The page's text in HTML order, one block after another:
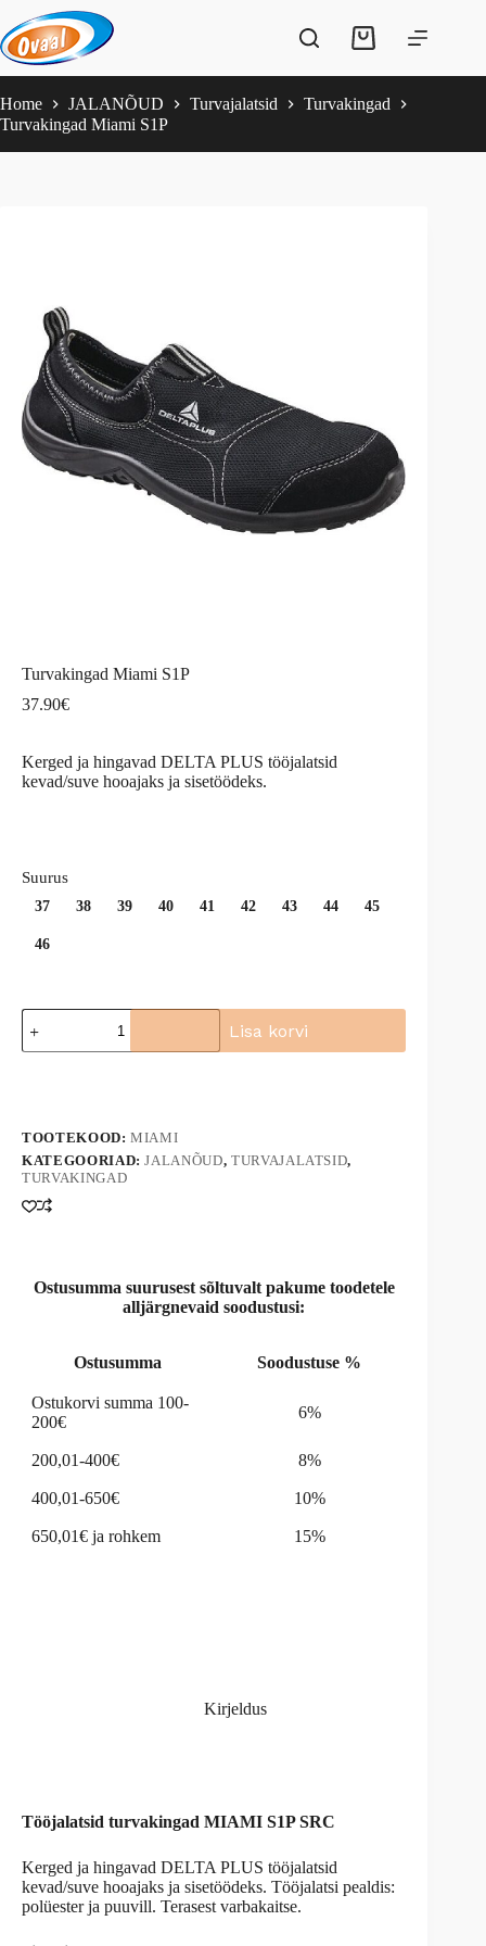
to
content
Shopping
Home JALANÕUD Turvajalatsid
Turvakingad
Turvakingad Miami S1P
Turvakingad Miami S1P
37.90€
Kerged ja hingavad DELTA PLUS tööjalatsid
kevad/suve hooajaks ja sisetöödeks.
Suurus
37 38 39 40 41 42 43 44 45
46
Turvakingad
Miami
S1P
Lisa korvi
r
n
a
t
TOOTEKOOD:MIAMI
KATEGOORIAD:JALANÕUD, TURVAJALATSID,
TURVAKINGAD
Ostusumma suurusest sõltuvalt pakume toodetele
alljärgnevaid soodustusi:
Ostusumma Soodustuse %
Ostukorvi summa 100-
200€
6%
200,01-400€ 8%
400,01-650€ 10%
650,01€ ja rohkem 15%
Kirjeldus
Tööjalatsid turvakingad MIAMI S1P SRC
Kerged ja hingavad DELTA PLUS tööjalatsid
kevad/suve hooajaks ja sisetöödeks. Tööjalatsi pealdis:
polüester ja puuvill. Terasest varbakaitse.